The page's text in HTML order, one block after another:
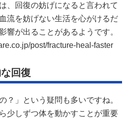
、回復の妨げになると言われて
流を妨げない生活を心がけるだ
響が出ることがあるようです。
post/fracture-heal-faster
回復
？」という疑問も多いですね。
少しずつ体を動かすことが重要